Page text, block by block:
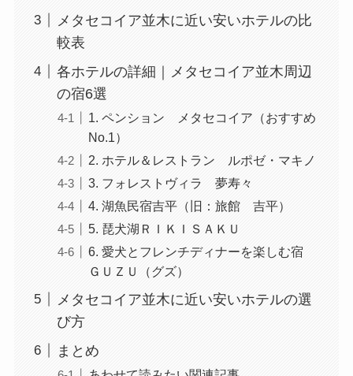
メタセコイア並木に近い安いホテルの比
較表
各ホテルの詳細｜メタセコイア並木周辺
の宿6選
1. ペンション メタセコイア（おすすめ
No.1）
2. ホテル＆レストラン ルポゼ・マキノ
3. フォレストヴィラ 夢寿々
4. 湖魚民宿吉平（旧：旅館 吉平）
5. 琵犬湖ＲＩＫＩＳＡＫＵ
6. 愛犬とフレンチディナーを楽しむ宿
ＧＵＺＵ（グズ）
メタセコイア並木に近い安いホテルの選
び方
まとめ